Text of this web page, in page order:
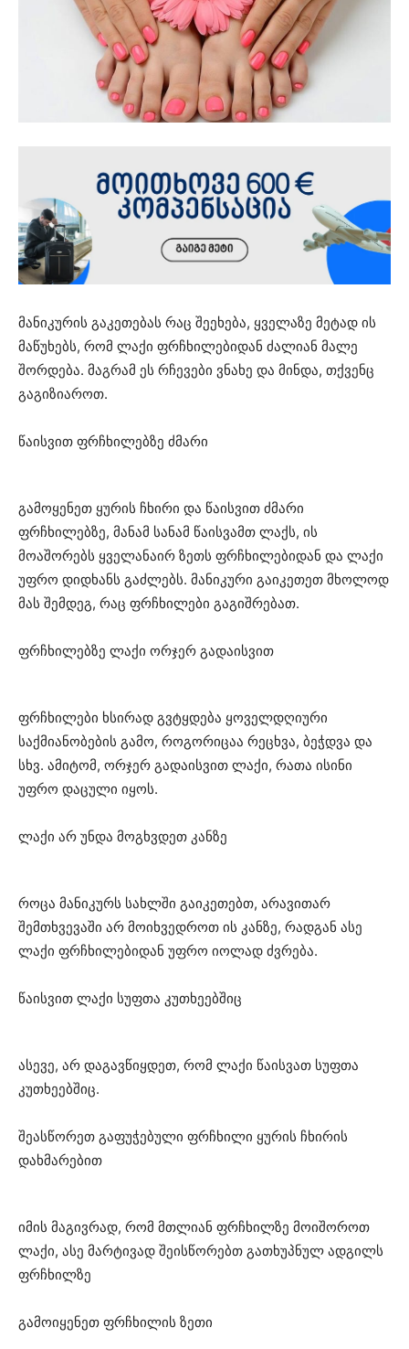
მანიკურის გაკეთებას რაც შეეხება, ყველაზე მეტად ის
მაწუხებს, რომ ლაქი ფრჩხილებიდან ძალიან მალე
შორდება. მაგრამ ეს რჩევები ვნახე და მინდა, თქვენც
გაგიზიაროთ.
წაისვით ფრჩხილებზე ძმარი
გამოყენეთ ყურის ჩხირი და წაისვით ძმარი
ფრჩხილებზე, მანამ სანამ წაისვამთ ლაქს, ის
მოაშორებს ყველანაირ ზეთს ფრჩხილებიდან და ლაქი
უფრო დიდხანს გაძლებს. მანიკური გაიკეთეთ მხოლოდ
მას შემდეგ, რაც ფრჩხილები გაგიშრებათ.
ფრჩხილებზე ლაქი ორჯერ გადაისვით
ფრჩხილები ხსირად გვტყდება ყოველდღიური
საქმიანობების გამო, როგორიცაა რეცხვა, ბეჭდვა და
სხვ. ამიტომ, ორჯერ გადაისვით ლაქი, რათა ისინი
უფრო დაცული იყოს.
ლაქი არ უნდა მოგხვდეთ კანზე
როცა მანიკურს სახლში გაიკეთებთ, არავითარ
შემთხვევაში არ მოიხვედროთ ის კანზე, რადგან ასე
ლაქი ფრჩხილებიდან უფრო იოლად ძვრება.
წაისვით ლაქი სუფთა კუთხეებშიც
ასევე, არ დაგავწიყდეთ, რომ ლაქი წაისვათ სუფთა
კუთხეებშიც.
შეასწორეთ გაფუჭებული ფრჩხილი ყურის ჩხირის
დახმარებით
იმის მაგივრად, რომ მთლიან ფრჩხილზე მოიშოროთ
ლაქი, ასე მარტივად შეისწორებთ გათხუპნულ ადგილს
ფრჩხილზე
გამოიყენეთ ფრჩხილის ზეთი